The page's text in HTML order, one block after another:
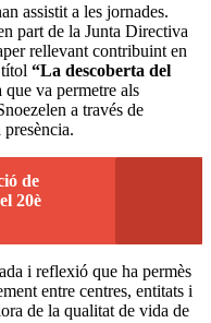
assistit a les jornades.
part de la Junta Directiva
rellevant contribuint en
“La descoberta del
va permetre als
a través de
de
20è
i reflexió que ha permès
entre centres, entitats i
de la qualitat de vida de